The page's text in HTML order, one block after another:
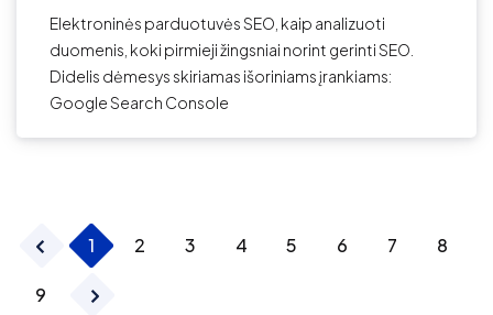
Elektroninės parduotuvės SEO, kaip analizuoti
duomenis, koki pirmieji žingsniai norint gerinti SEO.
Didelis dėmesys skiriamas išoriniams įrankiams:
Google Search Console
1 2 3 4 5 6 7 8
9